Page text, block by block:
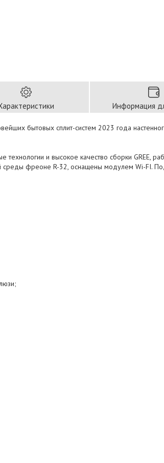
Информация
бытовых сплит-систем 2023 года
и высокое качество сборки GREE,
фреоне R-32, оснащены модулем Wi-FI.